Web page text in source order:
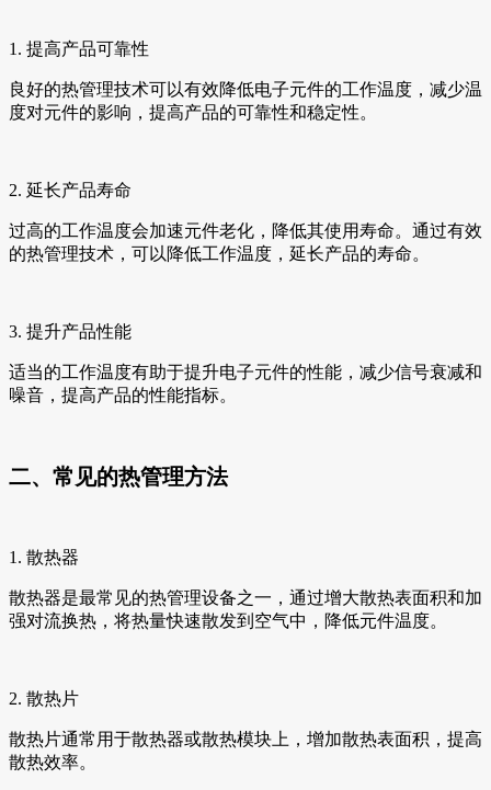
1. 提高产品可靠性
良好的热管理技术可以有效降低电子元件的工作温度，减少温
度对元件的影响，提高产品的可靠性和稳定性。
2. 延长产品寿命
过高的工作温度会加速元件老化，降低其使用寿命。通过有效
的热管理技术，可以降低工作温度，延长产品的寿命。
3. 提升产品性能
适当的工作温度有助于提升电子元件的性能，减少信号衰减和
噪音，提高产品的性能指标。
二、常见的热管理方法
1. 散热器
散热器是最常见的热管理设备之一，通过增大散热表面积和加
强对流换热，将热量快速散发到空气中，降低元件温度。
2. 散热片
散热片通常用于散热器或散热模块上，增加散热表面积，提高
散热效率。